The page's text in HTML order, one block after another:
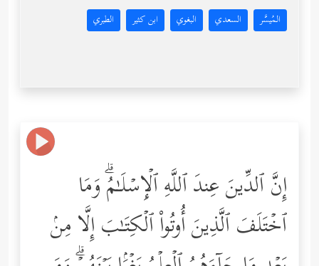
المُيسَّر السعدي البغوي ابن كثير الطبري
إِنَّ ٱلدِّینَ عِندَ ٱللَّهِ ٱلۡإِسۡلَـٰمُۗ وَمَا
ٱخۡتَلَفَ ٱلَّذِینَ أُوتُواْ ٱلۡكِتَـٰبَ إِلَّا مِنۢ